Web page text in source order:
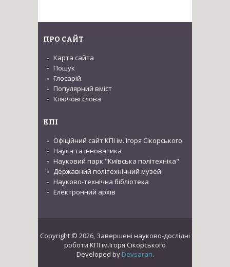
ПРО САЙТ
Карта сайта
Пошук
Глосарій
Популярний вміст
Ключові слова
КПІ
Офіційний сайт КПІ ім. Ігоря Сікорського
Наука та інноватика
Науковий парк "Київська політехніка"
Державний політехнічний музей
Науково-технічна бібліотека
Електронний архів
Copyright © 2026, Завершені науково-дослідні
роботи КПІ ім.Ігоря Сікорського
Developed by Devsaran.